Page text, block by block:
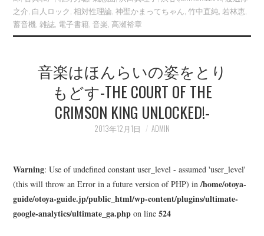
之介, 白人ロック,相対性理論,神聖かまってちゃん,竹中直純,若林恵,
蓄音機,雑誌, 電子書籍,音楽,高瀬裕章
音楽はほんらいの姿をとり
もどす-THE COURT OF THE
CRIMSON KING UNLOCKED!-
2013年12月1日 ADMIN
Warning: Use of undefined constant user_level - assumed 'user_level'
(this will throw an Error in a future version of PHP) in/home/otoya-
guide/otoya-guide.jp/public_html/wp-content/plugins/ultimate-
google-analytics/ultimate_ga.php on line524